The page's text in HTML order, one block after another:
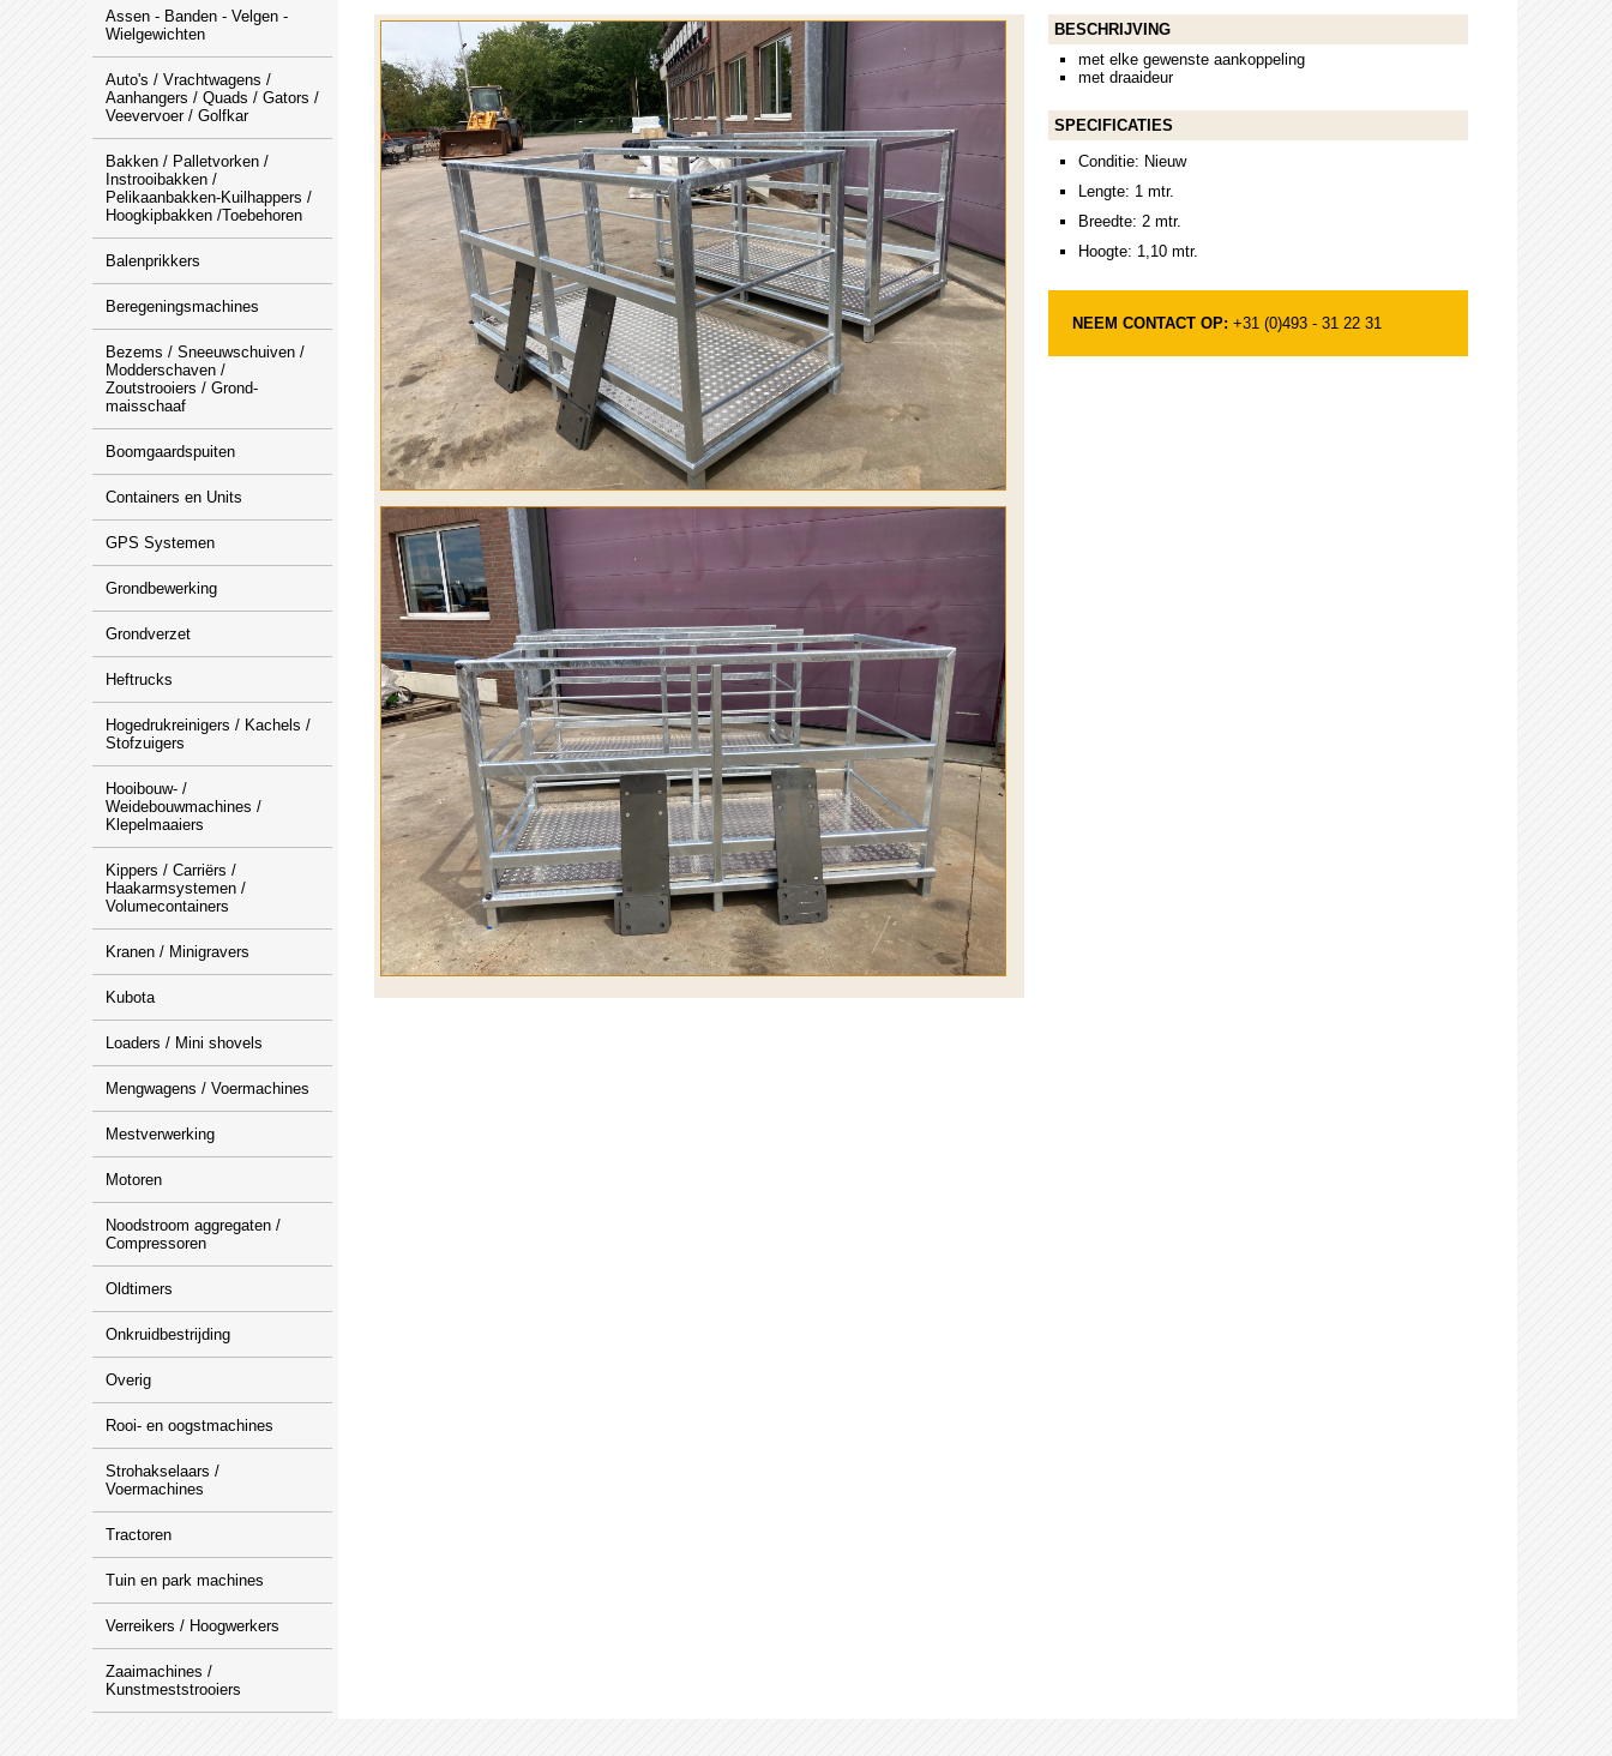
Assen - Banden - Velgen -
Wielgewichten
Auto's / Vrachtwagens /
Aanhangers / Quads / Gators /
Veevervoer / Golfkar
Bakken / Palletvorken /
Instrooibakken /
Pelikaanbakken-Kuilhappers /
Hoogkipbakken /Toebehoren
Balenprikkers
Beregeningsmachines
Bezems / Sneeuwschuiven /
Modderschaven /
Zoutstrooiers / Grond-
maisschaaf
Boomgaardspuiten
Containers en Units
GPS Systemen
Grondbewerking
Grondverzet
Heftrucks
Hogedrukreinigers / Kachels /
Stofzuigers
Hooibouw- /
Weidebouwmachines /
Klepelmaaiers
Kippers / Carriërs /
Haakarmsystemen /
Volumecontainers
Kranen / Minigravers
Kubota
Loaders / Mini shovels
Mengwagens / Voermachines
Mestverwerking
Motoren
Noodstroom aggregaten /
Compressoren
Oldtimers
Onkruidbestrijding
Overig
Rooi- en oogstmachines
Strohakselaars /
Voermachines
Tractoren
Tuin en park machines
Verreikers / Hoogwerkers
Zaaimachines /
Kunstmeststrooiers
BESCHRIJVING
met elke gewenste aankoppeling
met draaideur
SPECIFICATIES
Conditie: Nieuw
Lengte: 1 mtr.
Breedte: 2 mtr.
Hoogte: 1,10 mtr.
NEEM CONTACT OP: +31 (0)493 - 31 22 31